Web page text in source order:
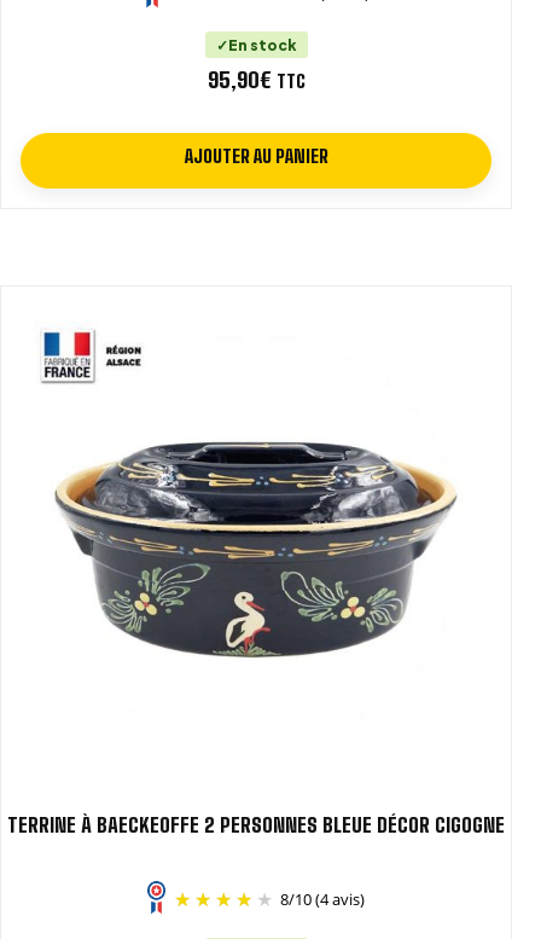
En stock
95,90€ TTC
AJOUTER AU PANIER
TERRINE À BAECKEOFFE 2 PERSONNES BLEUE DÉCOR CIGOGNE
8/10(4 avis)